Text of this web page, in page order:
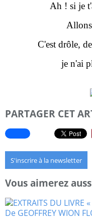
Ah ! si je
C'est drôle,
je n'ai
PARTAGER CET
S'inscrire à la newsletter
Vous aimerez